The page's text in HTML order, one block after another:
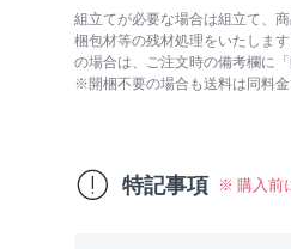
組立てが必要な場合は組立て、
梱包材等の残材処理をいたしま
の場合は、ご注文時の備考欄に
※開梱不要の場合も送料は同料金
特記事項 ※ 購入前